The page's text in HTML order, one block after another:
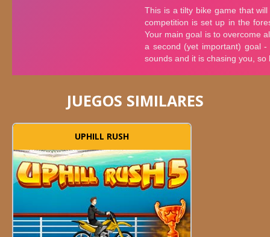
JUEGOS SIMILARES
UPHILL RUSH